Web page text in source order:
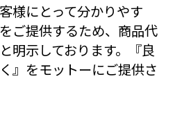
様にとって分かりやす
ご提供するため、商品代
明⽰しております。『良
』をモットーにご提供さ